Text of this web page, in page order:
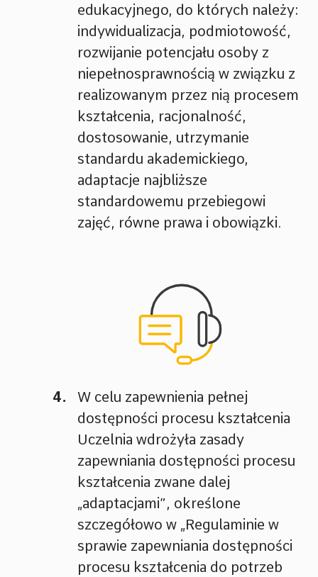
edukacyjnego, do których należy:
indywidualizacja, podmiotowość,
rozwijanie potencjału osoby z
niepełnosprawnością w związku z
realizowanym przez nią procesem
kształcenia, racjonalność,
dostosowanie, utrzymanie
standardu akademickiego,
adaptacje najbliższe
standardowemu przebiegowi
zajęć, równe prawa i obowiązki.
W celu zapewnienia pełnej
dostępności procesu kształcenia
Uczelnia wdrożyła zasady
zapewniania dostępności procesu
kształcenia zwane dalej
„adaptacjami”, określone
szczegółowo w „Regulaminie w
sprawie zapewniania dostępności
procesu kształcenia do potrzeb